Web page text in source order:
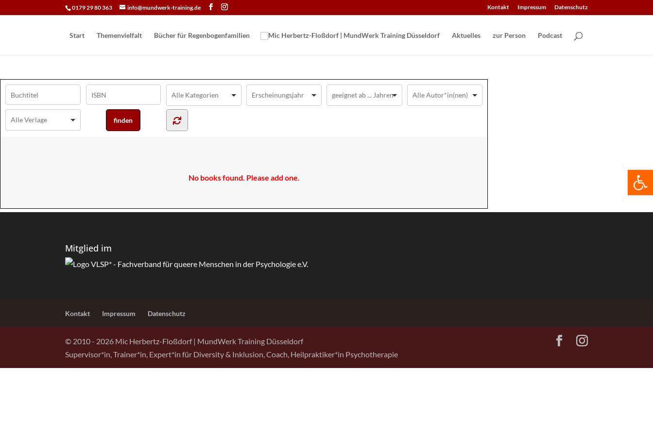
0179 29 80 363 info@mundwerk-training.de Kontakt Impressum Datenschutz
Start Themenvielfalt Bücher für Regen­bogen­familien Aktuelles zur Person Podcast
No books found. Please add one.
Mitglied im
Kontakt Impressum Datenschutz
© 2010 - 2026 Mic Herbertz-Floßdorf | MundWerk Training Düsseldorf
Supervisor*in, Trainer*in, Expert*in für Diversity & Inklusion, Coach, Heilpraktiker*in Psychotherapie